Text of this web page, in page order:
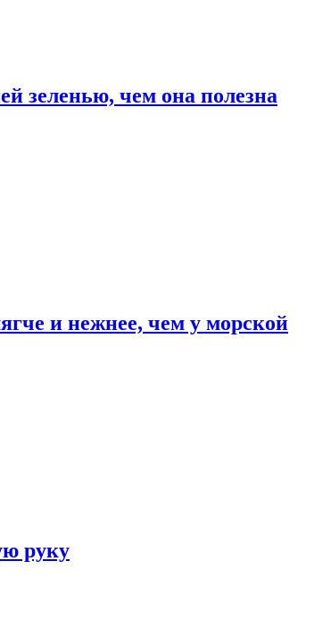
зеленью, чем она полезна
и нежнее, чем у морской
руку